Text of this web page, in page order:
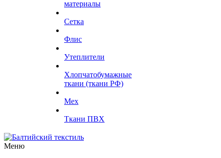
материалы
Сетка
Флис
Утеплители
Хлопчатобумажные
ткани (ткани РФ)
Мех
Ткани ПВХ
Меню